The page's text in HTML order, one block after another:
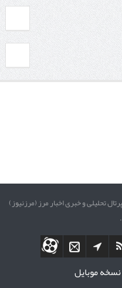
تحلیلی و خبری اخبار مرز (مرزنیوز)
نسخه موبایل